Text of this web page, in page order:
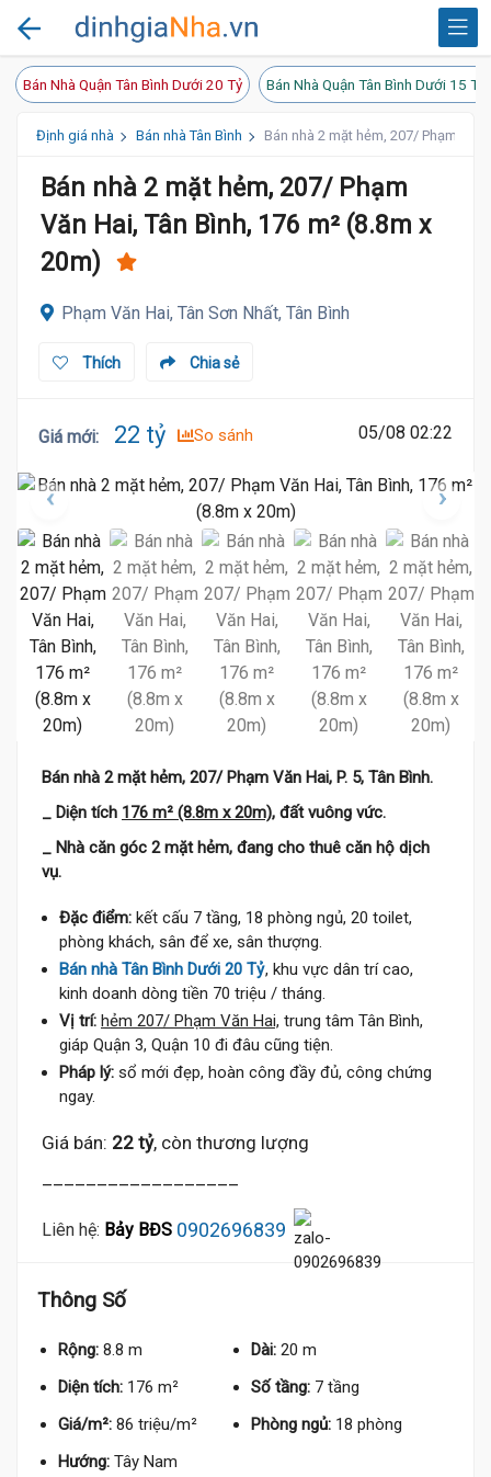
Bán Nhà Quận Tân Bình Dưới 20 Tỷ Bán Nhà Quận Tân Bình Dưới 15 Tỷ
Định giá nhà Bán nhà Tân Bình Bán nhà 2 mặt hẻm, 207/ Phạm Văn
Bán nhà 2 mặt hẻm, 207/ Phạm
Văn Hai, Tân Bình, 176 m² (8.8m x
20m)
Phạm Văn Hai, Tân Sơn Nhất, Tân Bình
Chia sẻ
Thích
Giá mới: 22 tỷ So sánh 05/08 02:22
Bán nhà 2 mặt hẻm, 207/ Phạm Văn Hai, P. 5, Tân Bình.
_ Diện tích 176 m² (8.8m x 20m), đất vuông vức.
_ Nhà căn góc 2 mặt hẻm, đang cho thuê căn hộ dịch
vụ.
Đặc điểm: kết cấu 7 tầng, 18 phòng ngủ, 20 toilet,
phòng khách, sân để xe, sân thượng.
Bán nhà Tân Bình Dưới 20 Tỷ, khu vực dân trí cao,
kinh doanh dòng tiền 70 triệu / tháng.
Vị trí: hẻm 207/ Phạm Văn Hai, trung tâm Tân Bình,
giáp Quận 3, Quận 10 đi đâu cũng tiện.
Pháp lý: sổ mới đẹp, hoàn công đầy đủ, công chứng
ngay.
Giá bán: 22 tỷ, còn thương lượng
Liên hệ: Bảy BĐS 0902696839
Thông Số
Rộng: 8.8 m Dài: 20 m
Diện tích: 176 m² Số tầng: 7 tầng
Giá/m²: 86 triệu/m² Phòng ngủ: 18 phòng
Hướng: Tây Nam